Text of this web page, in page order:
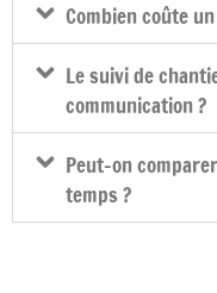
Combien coûte
Le suivi de
communication ?
Peut-on
temps ?